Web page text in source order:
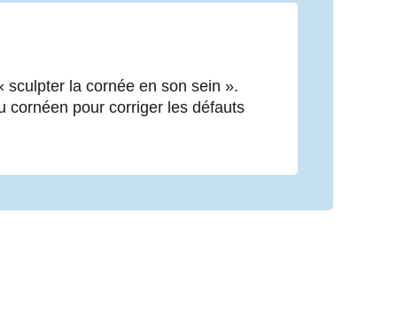
sculpter la cornée en son sein ».
cornéen pour corriger les défauts